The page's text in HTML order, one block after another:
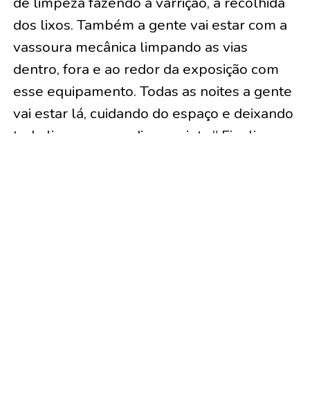
dos lixos. Também a gente vai estar com a
vassoura mecânica limpando as vias
dentro, fora e ao redor da exposição com
esse equipamento. Todas as noites a gente
vai estar lá, cuidando do espaço e deixando
tudo limpo para o dia seguinte.” Finalizou